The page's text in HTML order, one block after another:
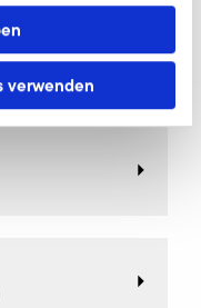
verwenden